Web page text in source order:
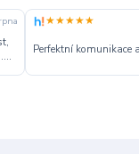
★★★★★
Perfektní komunikace